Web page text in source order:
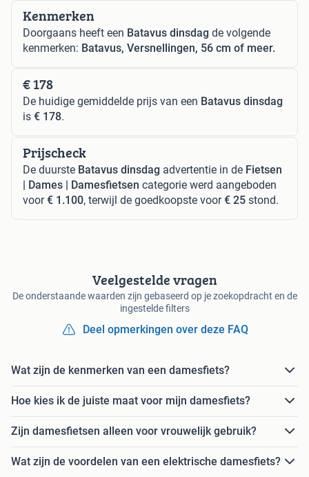
Kenmerken
Doorgaans heeft een Batavus dinsdag de volgende
kenmerken: Batavus, Versnellingen, 56 cm of meer.
€ 178
De huidige gemiddelde prijs van een Batavus dinsdag
is € 178.
Prijscheck
De duurste Batavus dinsdag advertentie in de Fietsen
| Dames | Damesfietsen categorie werd aangeboden
voor€ 1.100, terwijl de goedkoopste voor€ 25 stond.
Veelgestelde vragen
De onderstaande waarden zijn gebaseerd op je zoekopdracht en de
ingestelde filters
Deel opmerkingen over deze FAQ
Wat zijn de kenmerken van een damesfiets?
Hoe kies ik de juiste maat voor mijn damesfiets?
Zijn damesfietsen alleen voor vrouwelijk gebruik?
Wat zijn de voordelen van een elektrische damesfiets?